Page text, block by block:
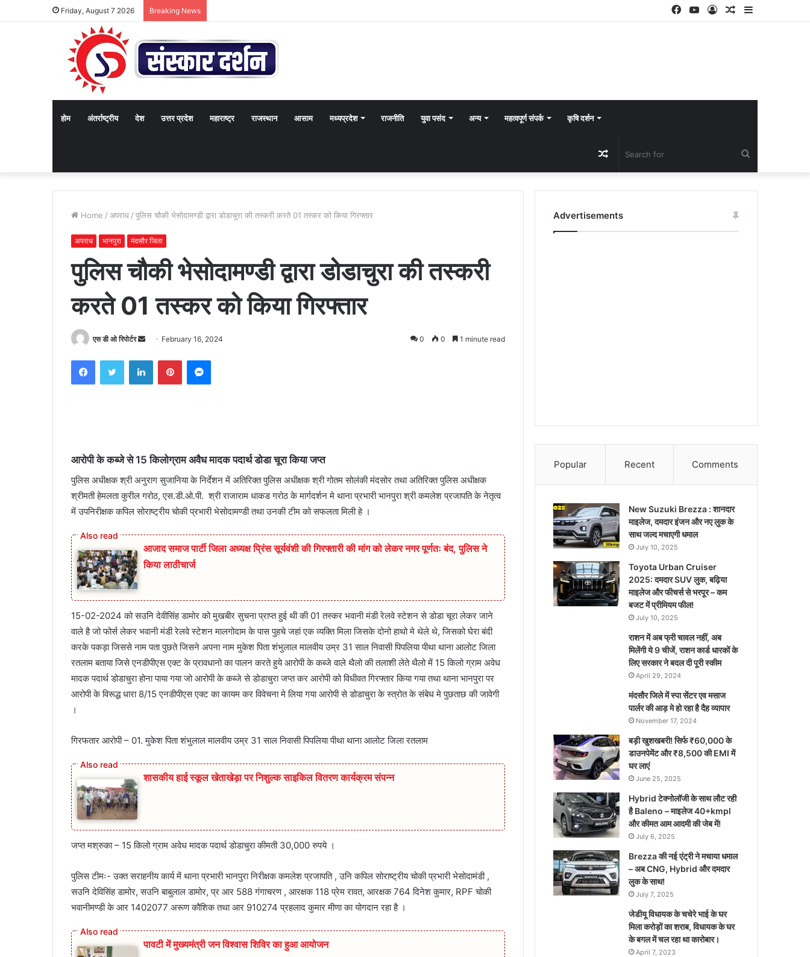
Friday, August 7 2026 Breaking News Sidebar
Random
Log
YouTube
Facebook
होम अंतर्राष्ट्रीय देश उत्तर प्रदेश महाराष्ट्र राजस्थान आसाम मध्यप्रदेश राजनीति युवा पसंद अन्य महत्वपूर्ण संपर्क कृषि दर्शन
for
Random
Article
Home / अपराध / पुलिस चौकी भेसोदामण्डी द्वारा डोडाचुरा की तस्करी करते 01 तस्कर को किया गिरफ्तार
अपराध भानपुरा मंदसौर जिला
पुलिस चौकी भेसोदामण्डी द्वारा डोडाचुरा की तस्करी
करते 01 तस्कर को किया गिरफ्तार
एस डी ओ रिपोर्टर
Send February 16, 2024 0 0 1 minute read
FacebookTwitter LinkedInPinterestMessenger
आरोपी के कब्जे से 15 किलोग्राम अवैध मादक पदार्थ डोडा चूरा किया जप्त
पुलिस अधीक्षक श्री अनुराग सुजानिया के निर्देशन में अतिरिक्त पुलिस अधीक्षक श्री गोतम सोलंकी मंदसोर तथा अतिरिक्त पुलिस अधीक्षक
श्रीमती हेमलता कुरील गरोठ, एस.डी.ओ.पी. श्री राजाराम धाकड गरोठ के मार्गदर्शन मे थाना प्रभारी भानपुरा श्री कमलेश प्रजापति के नेतृत्व
में उपनिरीक्षक कपिल सोराष्ट्रीय चोकी प्रभारी भेसोदामण्डी तथा उनकी टीम को सफलता मिली हे ।
आजाद समाज पार्टी जिला अध्यक्ष प्रिंस सूर्यवंशी की गिरफ्तारी की मांग को लेकर नगर पूर्णतः बंद, पुलिस ने
किया लाठीचार्ज
15-02-2024 को सउनि देवीसिंह डामोर को मुखबीर सुचना प्राप्त हुई थी की 01 तस्कर भवानी मंडी रेलवे स्टेशन से डोडा चूरा लेकर जाने
वाले है जो फोर्स लेकर भवानी मंडी रेलवे स्टेशन मालगोदाम के पास पुहचे जहां एक व्यक्ति मिला जिसके दोनो हाथो मे थेले थे, जिसको घेरा बंदी
करके पकड़ा जिससे नाम पता पुछते जिसने अपना नाम मुकेश पिता शंभुलाल मालवीय उम्र 31 साल निवासी पिपलिया पीथा थाना आलोट जिला
रतलाम बताया जिसे एनडीपीएस एक्ट के प्रावधानो का पालन करते हुये आरोपी के कब्जे वाले थैलो की तलाशी लेते थैलो में 15 किलो ग्राम अवेध
मादक पदार्थ डोडाचुरा होना पाया गया जो आरोपी के कब्जे से डोडाचुरा जप्त कर आरोपी को विधीवत गिरफ्तार किया गया तथा थाना भानपुरा पर
आरोपी के विरूद्ध धारा 8/15 एनडीपीएस एक्ट का कायम कर विवेचना मे लिया गया आरोपी से डोडाचुरा के स्त्रोत के संबेध मे पुछताछ की जावेगी
।
गिरफतार आरोपी – 01. मुकेश पिता शंभुलाल मालवीय उम्र 31 साल निवासी पिपलिया पीथा थाना आलोट जिला रतलाम
शासकीय हाई स्कूल खेताखेड़ा पर निशुल्क साइकिल वितरण कार्यक्रम संपन्न
जप्त मश्रुका – 15 किलो ग्राम अवेध मादक पदार्थ डोडाचुरा कीमती 30,000 रुपये ।
पुलिस टीमः- उक्त सराहनीय कार्य में थाना प्रभारी भानपुरा निरीक्षक कमलेश प्रजापति , उनि कपिल सोराष्ट्रीय चोकी प्रभारी भेसोदामंडी ,
सउनि देविसिंह डामोर, सउनि बाबुलाल डामोर, प्र आर 588 गंगाचरण , आरक्षक 118 प्रेम रावत, आरक्षक 764 दिनेश कुमार, RPF चोकी
भवानीमण्डी के आर 1402077 अरूण कौशिक तथा आर 910274 प्रहलाद कुमार मीणा का योगदान रहा है ।
पावटी में मुख्यमंत्री जन विश्वास शिविर का हुआ आयोजन
Advertisements
Popular Recent Comments
New Suzuki Brezza : शानदार
माइलेज, दमदार इंजन और नए लुक के
साथ जल्द मचाएगी धमाल
July 10, 2025
Toyota Urban Cruiser
2025: दमदार SUV लुक, बढ़िया
माइलेज और फीचर्स से भरपूर – कम
बजट में प्रीमियम फील!
July 10, 2025
राशन में अब फ्री चावल नहीं, अब
मिलेंगी ये 9 चीजें, राशन कार्ड धारकों के
लिए सरकार ने बदल दी पूरी स्कीम
April 29, 2024
मंदसौर जिले में स्पा सेंटर एव मसाज
पार्लर की आड़ मे हो रहा है दैह व्यापार
November 17, 2024
बड़ी खुशखबरी! सिर्फ ₹60,000 के
डाउनपेमेंट और ₹8,500 की EMI में
घर लाएं
June 25, 2025
Hybrid टेक्नोलॉजी के साथ लौट रही
है Baleno – माइलेज 40+kmpl
और कीमत आम आदमी की जेब में!
July 6, 2025
Brezza की नई एंट्री ने मचाया धमाल
– अब CNG, Hybrid और दमदार
लुक के साथ!
July 7, 2025
जेडीयू विधायक के चचेरे भाई के घर
मिला करोड़ों का शराब, विधायक के घर
के बगल में चल रहा था कारोबार।
April 7, 2023